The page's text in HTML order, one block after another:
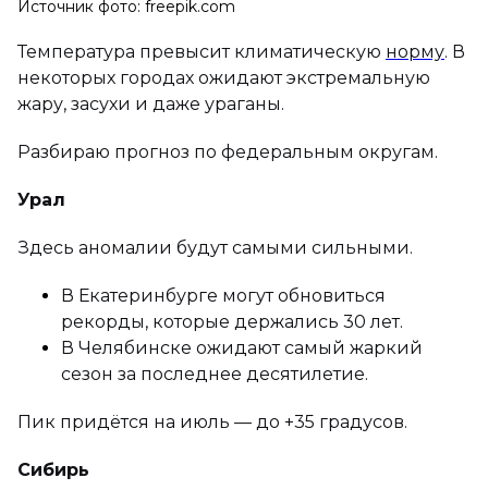
Источник фото: freepik.com
Температура превысит климатическую норму. В
некоторых городах ожидают экстремальную
жару, засухи и даже ураганы.
Разбираю прогноз по федеральным округам.
Урал
Здесь аномалии будут самыми сильными.
В Екатеринбурге могут обновиться
рекорды, которые держались 30 лет.
В Челябинске ожидают самый жаркий
сезон за последнее десятилетие.
Пик придётся на июль — до +35 градусов.
Сибирь